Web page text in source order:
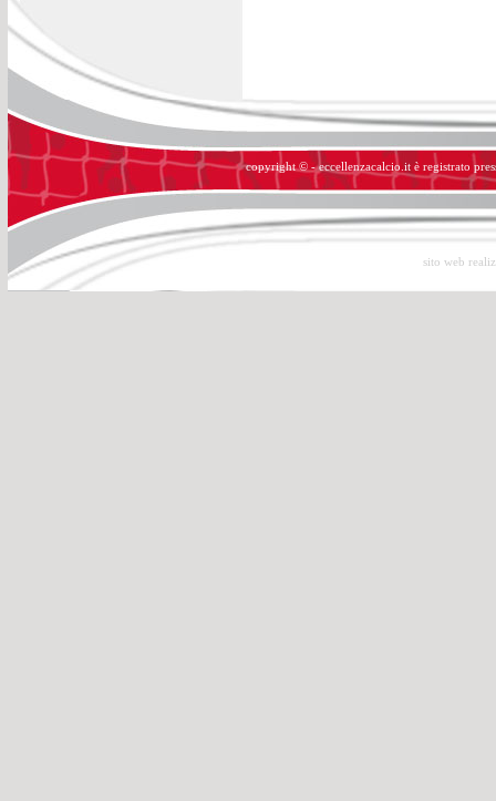
copyright © - eccellenzacalcio.it è registrato
sito web